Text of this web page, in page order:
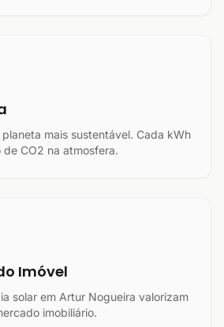
mais sustentável. Cada kWh
de CO2 na atmosfera.
Imóvel
solar em Artur Nogueira valorizam
imobiliário.